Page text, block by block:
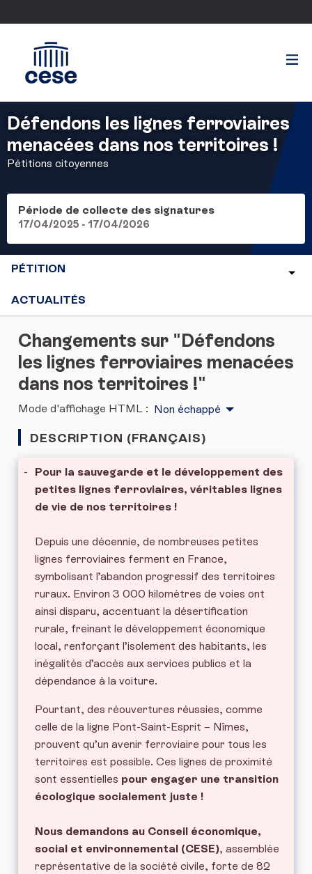
Défendons les lignes ferroviaires
menacées dans nos territoires !
Pétitions citoyennes
Période de collecte des signatures
17/04/2025 - 17/04/2026
PÉTITION
ACTUALITÉS
Changements sur "Défendons
les lignes ferroviaires menacées
dans nos territoires !"
Mode d'affichage HTML : Non échappé
DESCRIPTION (FRANÇAIS)
-
Pour la sauvegarde et le développement des
petites lignes ferroviaires, véritables lignes
de vie de nos territoires !
Depuis une décennie, de nombreuses petites
lignes ferroviaires ferment en France,
symbolisant l’abandon progressif des territoires
ruraux. Environ 3 000 kilomètres de voies ont
ainsi disparu, accentuant la désertification
rurale, freinant le développement économique
local, renforçant l’isolement des habitants, les
inégalités d’accès aux services publics et la
dépendance à la voiture.
Pourtant, des réouvertures réussies, comme
celle de la ligne Pont-Saint-Esprit – Nîmes,
prouvent qu’un avenir ferroviaire pour tous les
territoires est possible. Ces lignes de proximité
sont essentielles pour engager une transition
écologique socialement juste !
Nous demandons au Conseil économique,
social et environnemental (CESE), assemblée
représentative de la société civile, forte de 82